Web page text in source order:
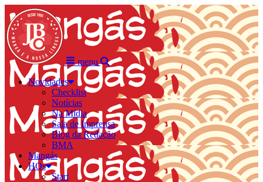
menu
Novidades
Checklist
Notícias
Na Mídia
Sala de Imprensa
Blog da Redação
BMA
Mangás
HQs
Start